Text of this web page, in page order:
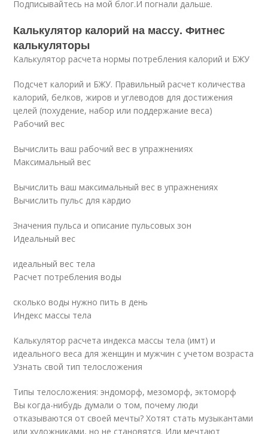
Подписывайтесь на мой блог.И погнали дальше.
Калькулятор калорий на массу. Фитнес
калькуляторы
Калькулятор расчета нормы потребления калорий и БЖУ
Подсчет калорий и БЖУ. Правильный расчет количества
калорий, белков, жиров и углеводов для достижения
целей (похудение, набор или поддержание веса)
Рабочий вес
Вычислить ваш рабочий вес в упражнениях
Максимальный вес
Вычислить ваш максимальный вес в упражнениях
Вычислить пульс для кардио
Значения пульса и описание пульсовых зон
Идеальный вес
идеальный вес тела
Расчет потребления воды
сколько воды нужно пить в день
Индекс массы тела
Калькулятор расчета индекса массы тела (имт) и
идеального веса для женщин и мужчин с учетом возраста
Узнать свой тип телосложения
Типы телосложения: эндоморф, мезоморф, эктоморф
Вы когда-нибудь думали о том, почему люди
отказываются от своей мечты? Хотят стать музыкантами
или художниками, но не становятся. Или мечтают